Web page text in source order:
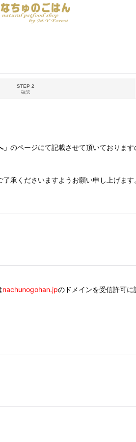
STEP 2
確認
のページにて記載させて頂いております
了承くださいますようお願い申し上げます
nachunogohan.jpのドメインを受信許可に